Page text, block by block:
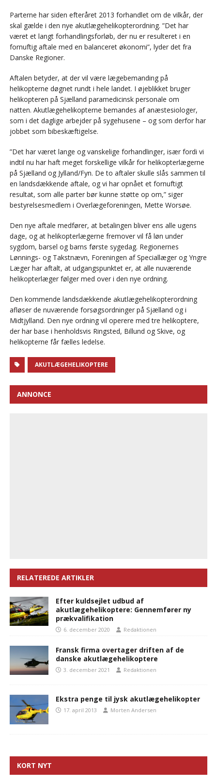
Parterne har siden efteråret 2013 forhandlet om de vilkår, der
skal gælde i den nye akutlægehelikopterordning. ”Det har
været et langt forhandlingsforløb, der nu er resulteret i en
fornuftig aftale med en balanceret økonomi”, lyder det fra
Danske Regioner.
Aftalen betyder, at der vil være lægebemanding på
helikopterne døgnet rundt i hele landet. I øjeblikket bruger
helikopteren på Sjælland paramedicinsk personale om
natten. Akutlægehelikopterne bemandes af anæstesiologer,
som i det daglige arbejder på sygehusene – og som derfor har
jobbet som bibeskæftigelse.
”Det har været lange og vanskelige forhandlinger, især fordi vi
indtil nu har haft meget forskellige vilkår for helikopterlægerne
på Sjælland og Jylland/Fyn. De to aftaler skulle slås sammen til
en landsdækkende aftale, og vi har opnået et fornuftigt
resultat, som alle parter bør kunne støtte op om,” siger
bestyrelsesmedlem i Overlægeforeningen, Mette Worsøe.
Den nye aftale medfører, at betalingen bliver ens alle ugens
dage, og at helikopterlægerne fremover vil få løn under
sygdom, barsel og barns første sygedag. Regionernes
Lønnings- og Takstnævn, Foreningen af Speciallæger og Yngre
Læger har aftalt, at udgangspunktet er, at alle nuværende
helikopterlæger følger med over i den nye ordning.
Den kommende landsdækkende akutlægehelikopterordning
afløser de nuværende forsøgsordninger på Sjælland og i
Midtjylland. Den nye ordning vil operere med tre helikoptere,
der har base i henholdsvis Ringsted, Billund og Skive, og
helikopterne får fælles ledelse.
AKUTLÆGEHELIKOPTERE
ANNONCE
RELATEREDE ARTIKLER
Efter kuldsejlet udbud af
akutlægehelikoptere: Gennemfører ny
prækvalifikation
6. december 2020 Redaktionen
Fransk firma overtager driften af de
danske akutlægehelikoptere
3. december 2021 Redaktionen
Ekstra penge til jysk akutlægehelikopter
17. april 2013 Morten Andersen
KORT NYT